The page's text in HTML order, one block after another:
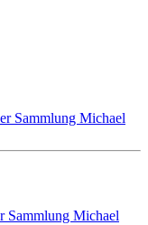
Sammlung Michael
Sammlung Michael